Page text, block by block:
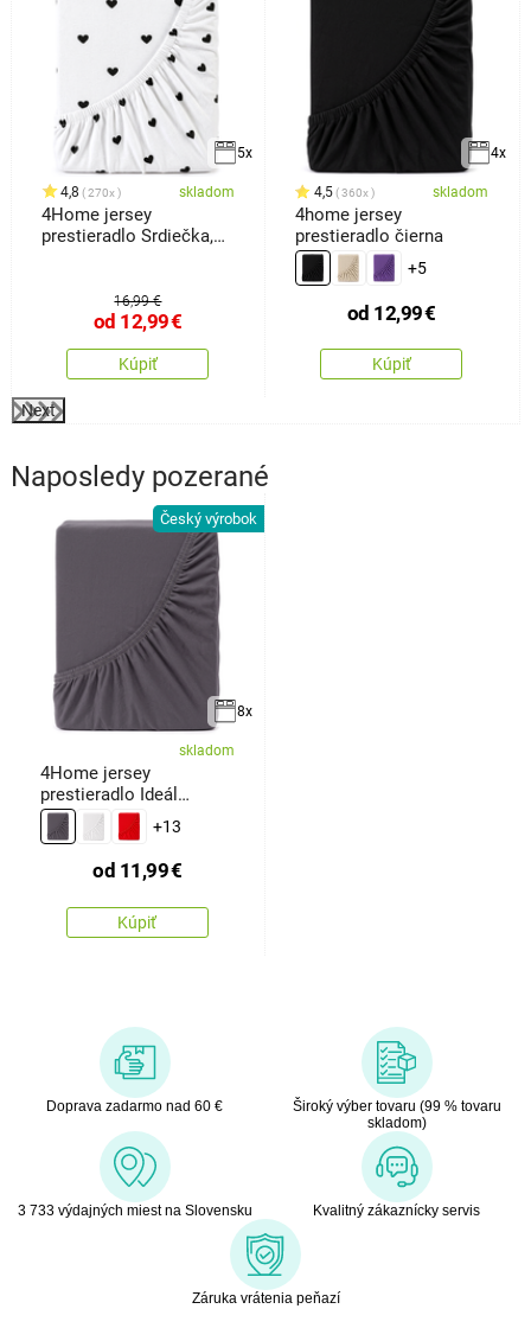
5x
4,8 270x skladom
4Home jersey
prestieradlo Srdiečka,
16,99 €
od 12,99€
Kúpiť
4x
4,5 360x skladom
4home jersey
prestieradlo čierna
+5
od 12,99€
Kúpiť
Next
Naposledy pozerané
Český výrobok
8x
skladom
4Home jersey
prestieradlo Ideál
antracit
+13
od 11,99€
Kúpiť
Doprava zadarmo nad 60 €
Široký výber tovaru (99 % tovaru
skladom)
3 733 výdajných miest na Slovensku Kvalitný zákaznícky servis
Záruka vrátenia peňazí